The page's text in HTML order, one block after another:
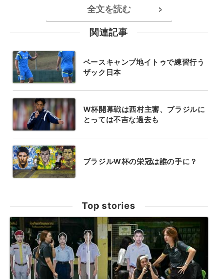
全文を読む >
関連記事
ベースキャンプ地イトゥで練習行う
ザック日本
W杯開幕戦は西村主審、ブラジルに
とっては不吉な過去も
ブラジルW杯の栄冠は誰の手に？
Top stories